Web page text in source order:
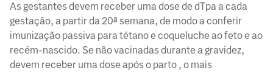
As gestantes devem receber uma dose de dTpa a cada
gestação, a partir da 20ª semana, de modo a conferir
imunização passiva para tétano e coqueluche ao feto e ao
recém-nascido. Se não vacinadas durante a gravidez,
devem receber uma dose após o parto , o mais